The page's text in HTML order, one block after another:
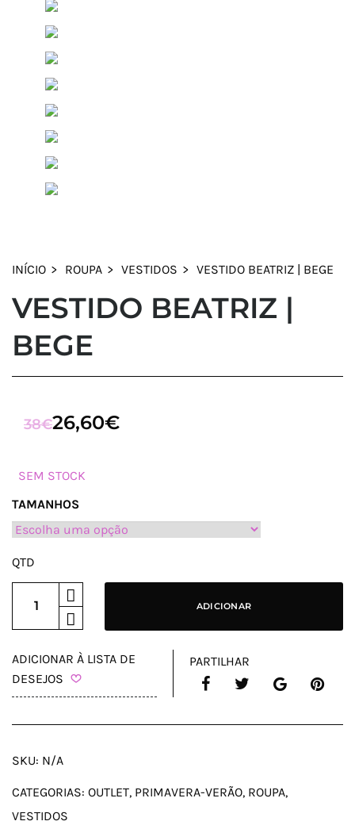
INÍCIO ROUPA VESTIDOS VESTIDO BEATRIZ | BEGE
VESTIDO BEATRIZ |
BEGE
38€
O
ORIGINAL
38€.
26,60€
O
ATUAL
26,60€.
SEM STOCK
TAMANHOS
QTD
ADICIONAR
ADICIONAR À LISTA DE
DESEJOS
PARTILHAR
SKU: N/A
CATEGORIAS: OUTLET, PRIMAVERA-VERÃO, ROUPA,
VESTIDOS